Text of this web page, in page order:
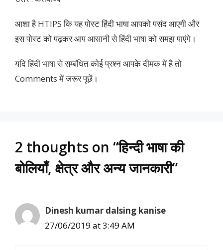
आशा है HTIPS कि यह पोस्ट हिंदी भाषा आपको पसंद आएगी और
इस पोस्ट को पढ़कर आप आसानी से हिंदी भाषा को समझ पाएंगे।
यदि हिंदी भाषा से सम्बंधित कोई प्रश्न आपके दीमक में है तो
Comments में जरूर पूछें।
2 thoughts on “हिन्दी भाषा की
बोलियाँ, क्षेत्र और अन्य जानकारी”
Dinesh kumar dalsing kanise
27/06/2019 at 3:49 AM